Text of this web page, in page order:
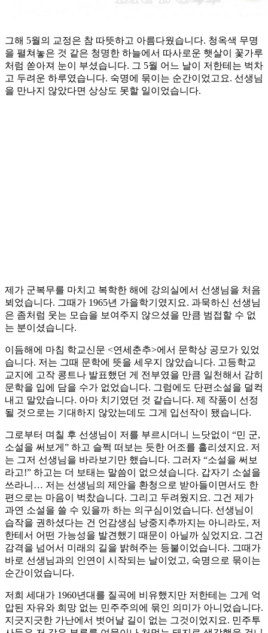
그해 5월의 교정은 참 따뜻하고 아름다웠습니다. 청옥색 무명
을 펼쳐놓은 것 같은 청명한 하늘에서 따사로운 햇살이 꽃가루
처럼 쏟아져 눈이 부셨습니다. 그 5월 어느 날이 저한테는 벅차
고 두려운 하루였습니다. 숙명에 묶이는 순간이었고요. 선생님
을 만나지 않았다면 상상도 못할 일이었습니다.
제가 군복무를 마치고 복학한 해에 강의실에서 선생님을 처음
뵈었습니다. 그때가 1965년 가을학기였지요. 과묵하신 선생님
은 좀처럼 웃는 모습을 보여주지 않으셨을 만큼 범접할 수 없
는 분이셨습니다.
이듬해에 마침 학교신문 <연세춘추>에서 문학상 공모가 있었
습니다. 저는 그때 문학에 뜻을 세우지 않았습니다. 고등학교
교지에 고작 콩트나 발표했던 게 전부였을 만큼 일천해서 감히
문학을 입에 담을 수가 없었습니다. 그럼에도 단편소설을 덜컥
내고 말았습니다. 아마 치기였던 것 같습니다. 제 작품이 선정
될 것으로는 기대하지 않았는데도 그게 입선작이 됐습니다.
그로부터 며칠 후 선생님이 저를 부르시더니 느닷없이 “민 군,
소설을 써보게” 하고 슬쩍 떠보는 듯한 어조를 흘리셨지요. 저
는 그저 선생님을 바라보기만 했습니다. 그러자 “소설을 써보
라고!” 하고는 더 보태는 말씀이 없으셨습니다. 갑자기 소설을
쓰라니… 저는 선생님의 제안을 환청으로 받아들이면서도 한
편으로는 마음이 벅찼습니다. 그리고 두려웠지요. 그건 제가
과연 소설을 쓸 수 있을까 하는 의구심이었습니다. 선생님이
습작을 권하셨다는 건 언감생심 낭중지추까지는 아니라도, 저
한테서 어떤 가능성을 발견했기 때문이 아닐까 싶었지요. 그건
감격을 넘어서 미래의 길을 밝혀주는 등불이었습니다. 그때가
바로 선생님과의 인연이 시작되는 날이었고, 숙명으로 묶이는
순간이었습니다.
저희 세대가 1960년대를 질곡에 비유했지만 저한테는 그게 억
압된 자유와 희망 없는 민주주의에 묶인 의미가 아니었습니다.
지긋지긋한 가난에서 벗어날 길이 없는 그것이었지요. 민주투